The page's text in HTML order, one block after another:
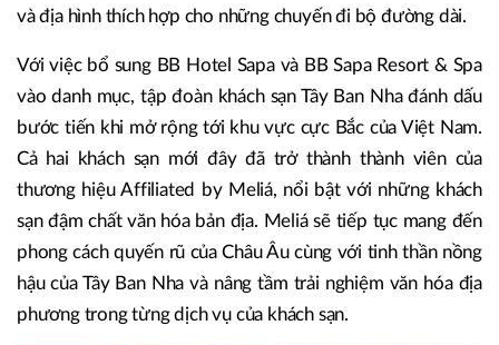
và địa hình thích hợp cho những chuyến đi bộ đường dài.
Với việc bổ sung BB Hotel Sapa và BB Sapa Resort & Spa
vào danh mục, tập đoàn khách sạn Tây Ban Nha đánh dấu
bước tiến khi mở rộng tới khu vực cực Bắc của Việt Nam.
Cả hai khách sạn mới đây đã trở thành thành viên của
thương hiệu Affiliated by Meliá, nổi bật với những khách
sạn đậm chất văn hóa bản địa. Meliá sẽ tiếp tục mang đến
phong cách quyến rũ của Châu Âu cùng với tinh thần nồng
hậu của Tây Ban Nha và nâng tầm trải nghiệm văn hóa địa
phương trong từng dịch vụ của khách sạn.